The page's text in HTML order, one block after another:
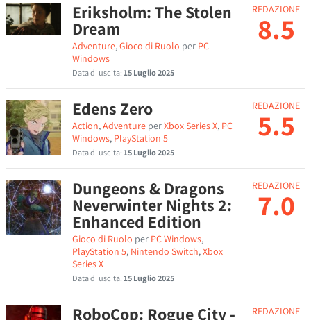
Eriksholm: The Stolen
Dream
Adventure,Gioco di Ruolo per PC
Windows
Data di uscita:15 Luglio 2025
REDAZIONE
8.5
Edens Zero
Action,Adventure perXbox Series X, PC
Windows, PlayStation 5
Data di uscita:15 Luglio 2025
REDAZIONE
5.5
Dungeons & Dragons
Neverwinter Nights 2:
Enhanced Edition
Gioco di Ruolo per PC Windows,
PlayStation 5, Nintendo Switch,Xbox
Series X
Data di uscita:15 Luglio 2025
REDAZIONE
7.0
RoboCop: Rogue City - REDAZIONE